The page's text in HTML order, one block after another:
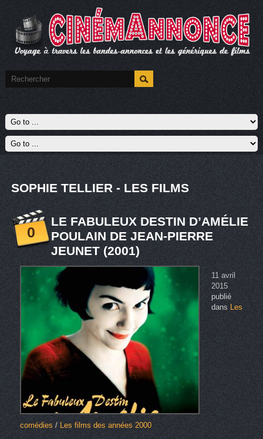
SOPHIE TELLIER - LES FILMS
0
LE FABULEUX DESTIN D’AMÉLIE
POULAIN DE JEAN-PIERRE
JEUNET (2001)
11 avril
2015
publié
dansLes
comédies/Les films des années 2000